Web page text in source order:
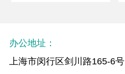
办公地址：
上海市闵行区剑川路165-6号